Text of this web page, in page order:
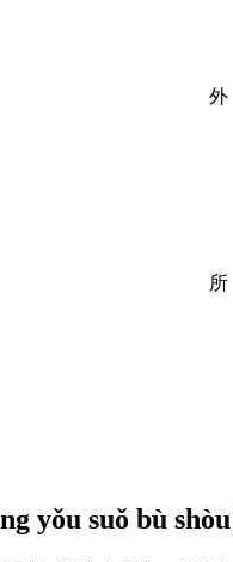
外
所
yǒu suǒ bù shòu